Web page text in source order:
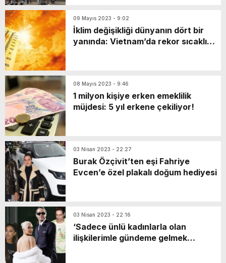
Sağlık Çalışanlarına Saldırı İddiası
09 Mayıs 2023 - 9:02
İklim değişikliği dünyanın dört bir
yanında: Vietnam’da rekor sıcaklık:
08 Mayıs 2023 - 9:46
1 milyon kişiye erken emeklilik
müjdesi: 5 yıl erkene çekiliyor!
03 Nisan 2023 - 22:27
Burak Özçivit’ten eşi Fahriye
Evcen’e özel plakalı doğum hediyesi
03 Nisan 2023 - 22:16
‘Sadece ünlü kadınlarla olan
ilişkilerimle gündeme gelmek